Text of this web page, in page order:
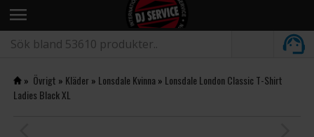
menu
» Övrigt » Kläder» Lonsdale Kvinna» Lonsdale London Classic T-Shirt
Ladies Black XL